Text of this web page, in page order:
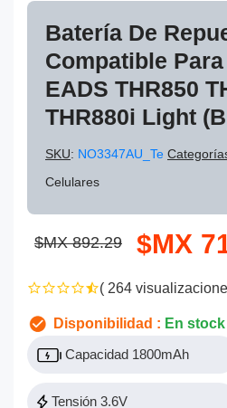
Batería De
Compatible
EADS THR850
THR880i Light
SKU: NO3347AU_Te
Celulares
$MX 892.29 $MX
( 264
Disponibilidad : En stock
Capacidad 1800mAh
Tensión 3.6V